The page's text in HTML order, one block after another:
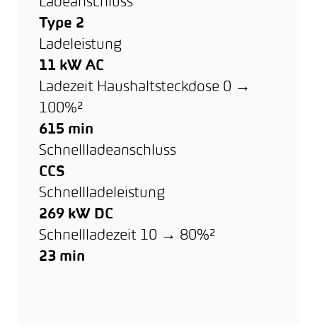
Type 2
Ladeleistung
11 kW AC
Ladezeit Haushaltsteckdose 0 →
100%²
615 min
Schnellladeanschluss
CCS
Schnellladeleistung
269 kW DC
Schnellladezeit 10 → 80%²
23 min